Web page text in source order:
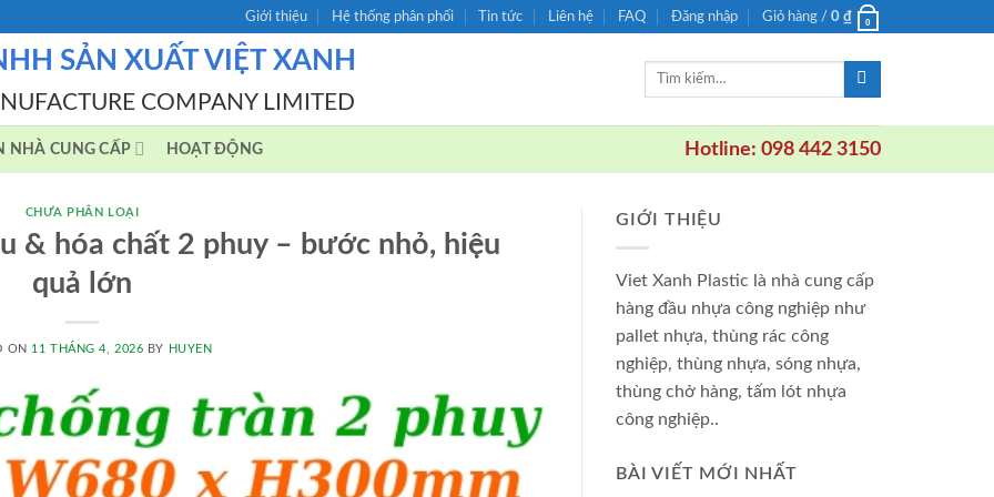
Giới thiệu Hệ thống phân phối Tin tức Liên hệ FAQ Đăng nhập Giỏ hàng / 0 ₫ 0
SẢN XUẤT VIỆT XANH
COMPANY LIMITED
Tìm
NHÀ CUNG CẤP HOẠT ĐỘNG Hotline: 098 442 3150
CHƯA PHÂN LOẠI
& hóa chất 2 phuy – bước nhỏ, hiệu
quả lớn
ON 11 THÁNG 4, 2026 BY HUYEN
GIỚI THIỆU
Viet Xanh Plastic là nhà cung cấp
hàng đầu nhựa công nghiệp như
pallet nhựa, thùng rác công
nghiệp, thùng nhựa, sóng nhựa,
thùng chở hàng, tấm lót nhựa
công nghiệp..
BÀI VIẾT MỚI NHẤT